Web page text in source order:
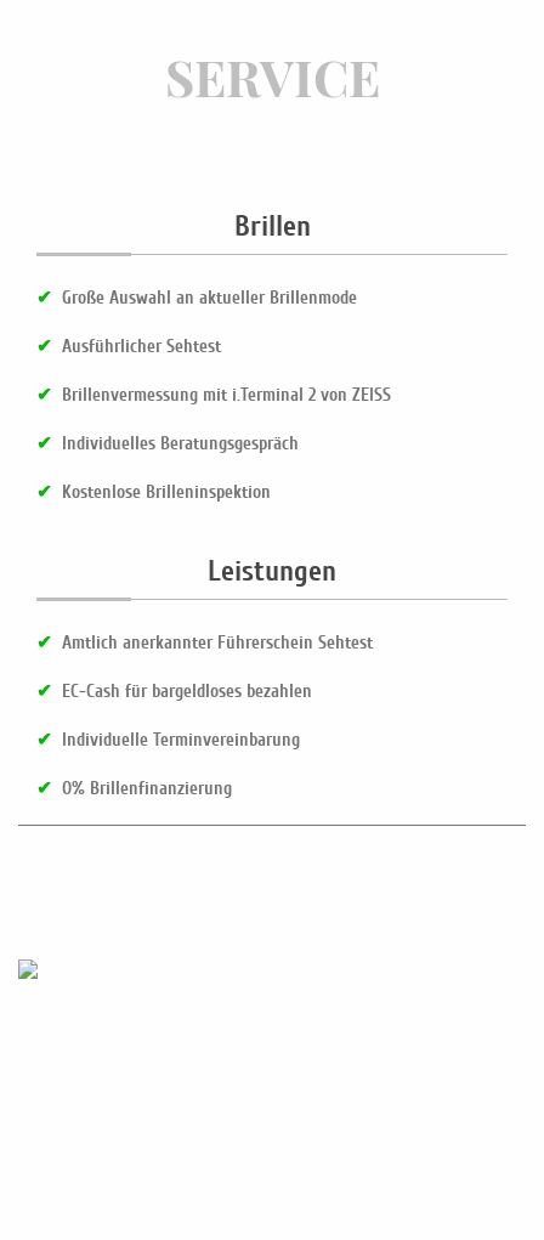
SERVICE
Brillen
✔ Große Auswahl an aktueller Brillenmode
✔ Ausführlicher Sehtest
✔ Brillenvermessung mit i.Terminal 2 von ZEISS
✔ Individuelles Beratungsgespräch
✔ Kostenlose Brilleninspektion
Leistungen
✔ Amtlich anerkannter Führerschein Sehtest
✔ EC-Cash für bargeldloses bezahlen
✔ Individuelle Terminvereinbarung
✔ O% Brillenfinanzierung